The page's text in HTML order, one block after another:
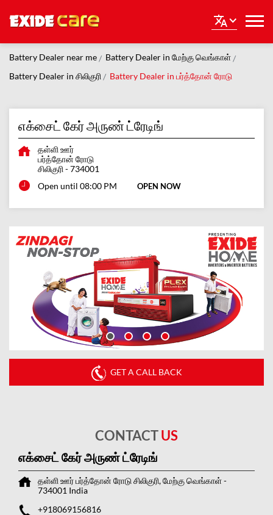
Battery Dealer near me
Battery Dealer in மேற்கு வெங்காள்
Battery Dealer in சிலிகுரி
Battery Dealer in பர்த்தோன் ரோடு
எக்சைட் கேர் அருண் ட்ரேடிங்
தள்ளி ஊர்
பர்த்தோன் ரோடு
சிலிகுரி -734001
Open until 08:00 PM
OPEN NOW
GET A CALL BACK
CONTACTUS
எக்சைட் கேர் அருண் ட்ரேடிங்
தள்ளி ஊர்பர்த்தோன் ரோடு சிலிகுரி, மேற்கு வெங்காள்-
734001 India
+918069156816